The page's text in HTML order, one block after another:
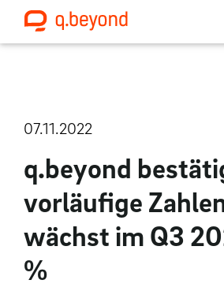
07.11.2022
q.beyond
vorläufige
wächst im Q3
%